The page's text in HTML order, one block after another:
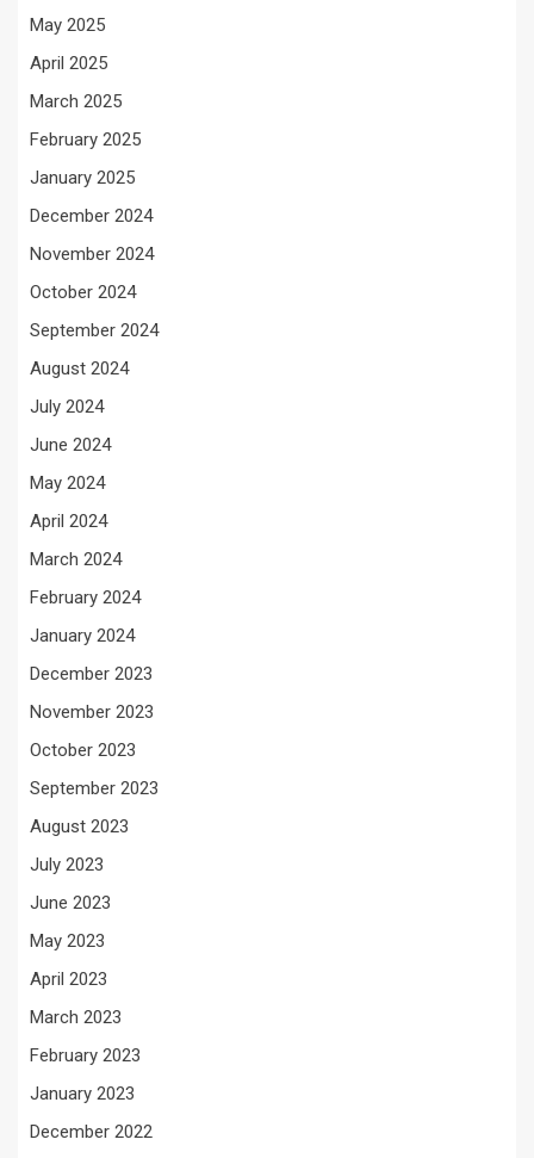
May 2025
April 2025
March 2025
February 2025
January 2025
December 2024
November 2024
October 2024
September 2024
August 2024
July 2024
June 2024
May 2024
April 2024
March 2024
February 2024
January 2024
December 2023
November 2023
October 2023
September 2023
August 2023
July 2023
June 2023
May 2023
April 2023
March 2023
February 2023
January 2023
December 2022